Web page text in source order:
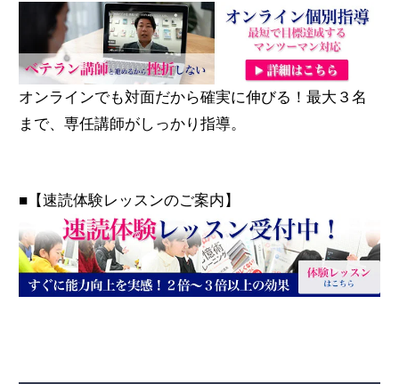
オンラインでも対面だから確実に伸びる！最大３名
まで、専任講師がしっかり指導。
■【速読体験レッスンのご案内】